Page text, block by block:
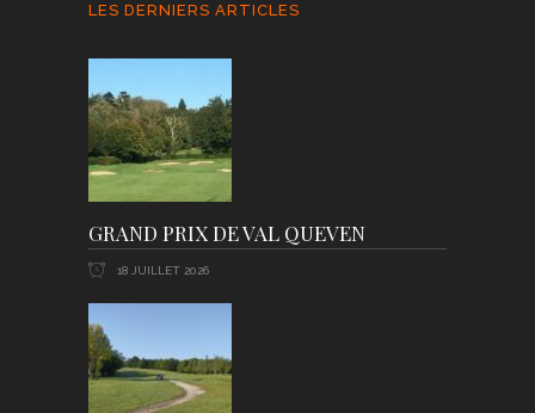
LES DERNIERS ARTICLES
GRAND PRIX DE VAL QUEVEN
18 JUILLET 2026